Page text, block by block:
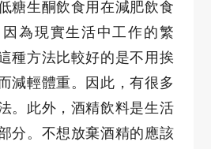
糖生酮飲食用在減肥飲食
為現實生活中工作的繁
種方法比較好的是不用挨
減輕體重。因此，有很多
。此外，酒精飲料是生活
分。不想放棄酒精的應該